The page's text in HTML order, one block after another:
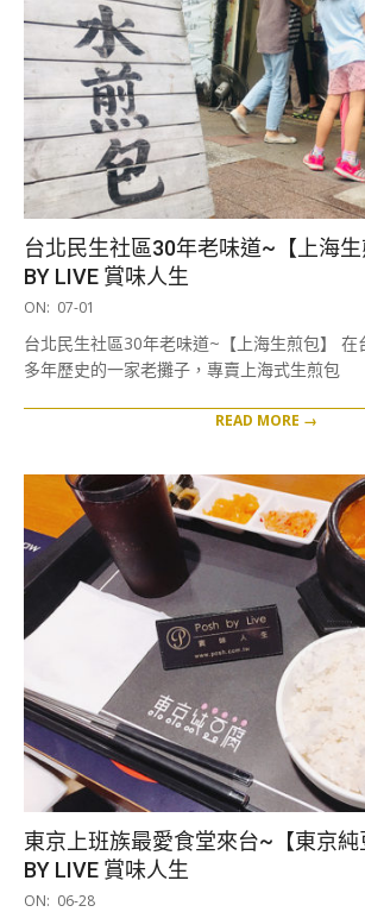
台北民生社區30年老味道~【上海生
BY LIVE 賞味人生
2019-
01
ON: 07-01
台北民生社區30年老味道~【上海生煎包】 在
多年歷史的一家老攤子，專賣上海式生煎包
READ MORE →
東京上班族最愛食堂來台~【東京純
BY LIVE 賞味人生
2019-
ON: 06-28